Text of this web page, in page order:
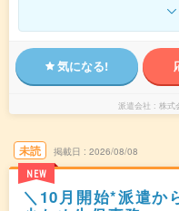
気になる!
派遣会社 株式
未読
NEW
掲載日 2026/08/08
＼10月開始*派遣か